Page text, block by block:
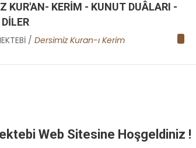
KUR'AN- KERİM - KUNUT DUÂLARI -
/ Dersimiz Kuran-ı Kerim
Web Sitesine Hoşgeldiniz !